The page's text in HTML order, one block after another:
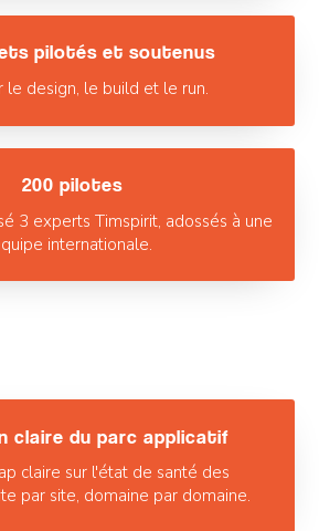
pilotés et soutenus
le design, le build et le run.
200 pilotes
3 experts Timspirit, adossés à une
internationale.
claire du parc applicatif
claire sur l'état de santé des
par site, domaine par domaine.